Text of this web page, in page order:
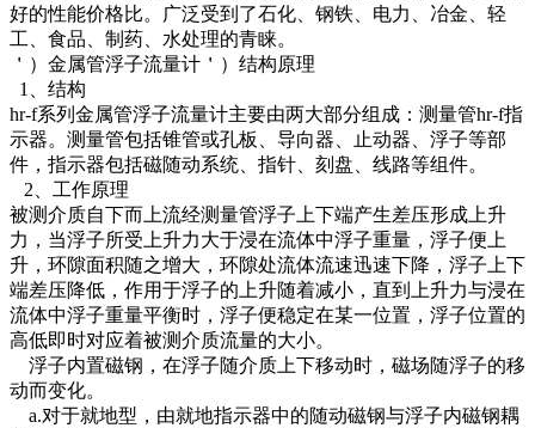
好的性能价格比。广泛受到了石化、钢铁、电力、冶金、轻
工、食品、制药、水处理的青睐。
＇）金属管浮子流量计＇）结构原理
1、结构
hr-f系列金属管浮子流量计主要由两大部分组成：测量管hr-f指
示器。测量管包括锥管或孔板、导向器、止动器、浮子等部
件，指示器包括磁随动系统、指针、刻盘、线路等组件。
2、工作原理
被测介质自下而上流经测量管浮子上下端产生差压形成上升
力，当浮子所受上升力大于浸在流体中浮子重量，浮子便上
升，环隙面积随之增大，环隙处流体流速迅速下降，浮子上下
端差压降低，作用于浮子的上升随着减小，直到上升力与浸在
流体中浮子重量平衡时，浮子便稳定在某一位置，浮子位置的
高低即时对应着被测介质流量的大小。
浮子内置磁钢，在浮子随介质上下移动时，磁场随浮子的移
动而变化。
a.对于就地型，由就地指示器中的随动磁钢与浮子内磁钢耦